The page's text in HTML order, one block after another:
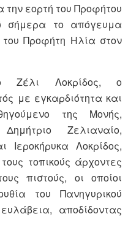
την εορτή του Προφήτου
σήμερα το απόγευμα
Προφήτη Ηλία στον
Ζέλι Λοκρίδος, ο
με εγκαρδιότητα και
της Μονής,
Ζελιαναίο,
Ιεροκήρυκα Λοκρίδος,
τοπικούς άρχοντες
πιστούς, οι οποίοι
του Πανηγυρικού
αποδίδοντας